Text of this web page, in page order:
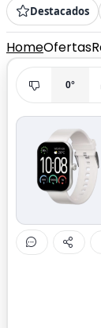
Destacados
HomeOfertas
0°